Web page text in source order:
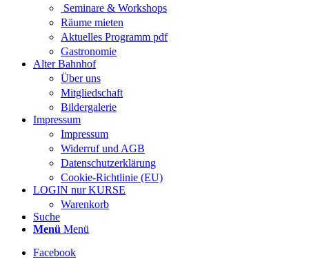
Seminare & Workshops
Räume mieten
Aktuelles Programm pdf
Gastronomie
Alter Bahnhof
Über uns
Mitgliedschaft
Bildergalerie
Impressum
Impressum
Widerruf und AGB
Datenschutzerklärung
Cookie-Richtlinie (EU)
LOGIN nur KURSE
Warenkorb
Suche
Menü Menü
Facebook